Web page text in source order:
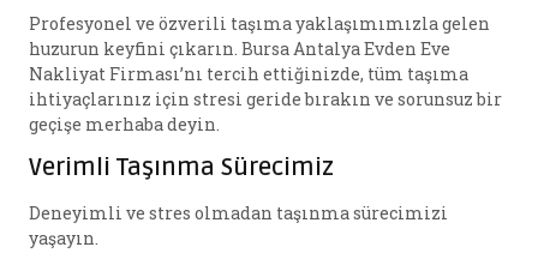
Profesyonel ve özverili taşıma yaklaşımımızla gelen
huzurun keyfini çıkarın. Bursa Antalya Evden Eve
Nakliyat Firması’nı tercih ettiğinizde, tüm taşıma
ihtiyaçlarınız için stresi geride bırakın ve sorunsuz bir
geçişe merhaba deyin.
Verimli Taşınma Sürecimiz
Deneyimli ve stres olmadan taşınma sürecimizi
yaşayın.